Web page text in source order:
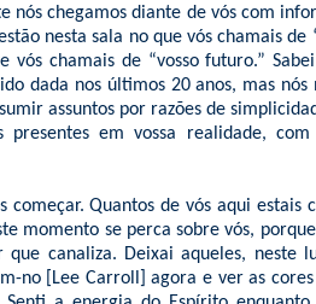
nós chegamos diante de vós com
nesta sala no que vós chamais
vós chamais de “vosso futuro.”
dada nos últimos 20 anos, mas nós
assuntos por razões de
presentes em vossa realidade,
começar. Quantos de vós aqui
momento se perca sobre vós,
canaliza. Deixai aqueles, neste
no [Lee Carroll] agora e ver as